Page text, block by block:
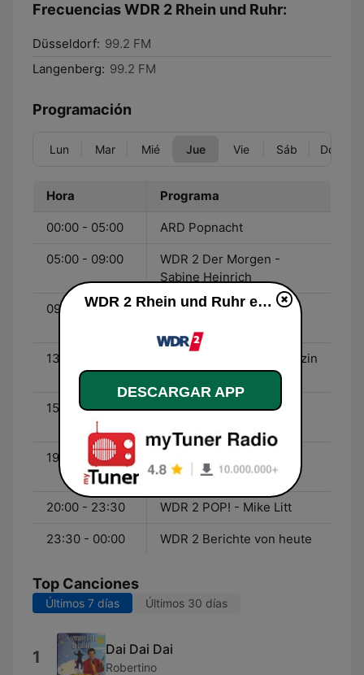
Frecuencias WDR 2 Rhein und Ruhr:
Düsseldorf: 99.2 FM
Langenberg: 99.2 FM
Programación
Lun Mar Mié Jue Vie Sáb Dom
Hora Programa
00:00 - 05:00 ARD Popnacht
05:00 - 09:00
WDR 2 Der Morgen -
Sabine Heinrich
09:00 - 13:00
WDR 2 Der Vormittag -
13:00 - 15:00
WDR 2 Das Mittagsmagazin
- Ralph Günther
15:00 - 19:00
WDR 2 Der Nachmittag -
19:00 - 20:00
Jörg Thadeusz
20:00 - 23:30 WDR 2 POP! - Mike Litt
23:30 - 00:00 WDR 2 Berichte von heute
Top Canciones
Últimos 7 días Últimos 30 días
1 Dai Dai Dai
Robertino
WDR 2 Rhein und Ruhr en vivo
DESCARGAR APP